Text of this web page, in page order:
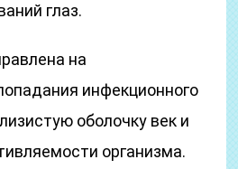
глаз.
на
инфекционного
оболочку век и
организма.